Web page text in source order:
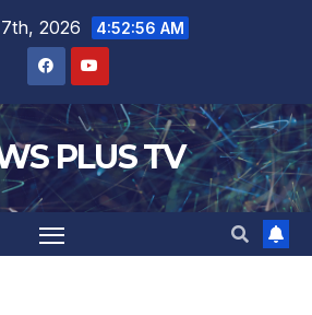
2026 4:52:57 AM
PLUS TV